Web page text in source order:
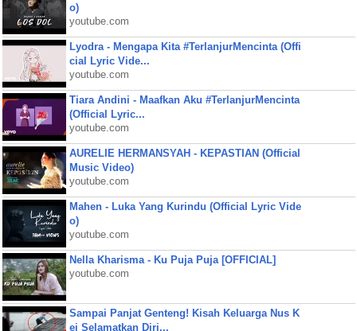
o)
youtube.com
Lyodra - Mengapa Kita #TerlanjurMencinta (Offi
cial Lyric Vide...
youtube.com
Tiara Andini - Maafkan Aku #TerlanjurMencinta
(Official Lyric...
youtube.com
AURELIE HERMANSYAH - KEPASTIAN (Official
Music Video)
youtube.com
Mahen - Luka Yang Kurindu (Official Lyric Vide
o)
youtube.com
Nella Kharisma - Ku Puja Puja [OFFICIAL]
youtube.com
Sampai Panjat Genteng! Kisah Keluarga Nus K
ei Selamatkan Diri...